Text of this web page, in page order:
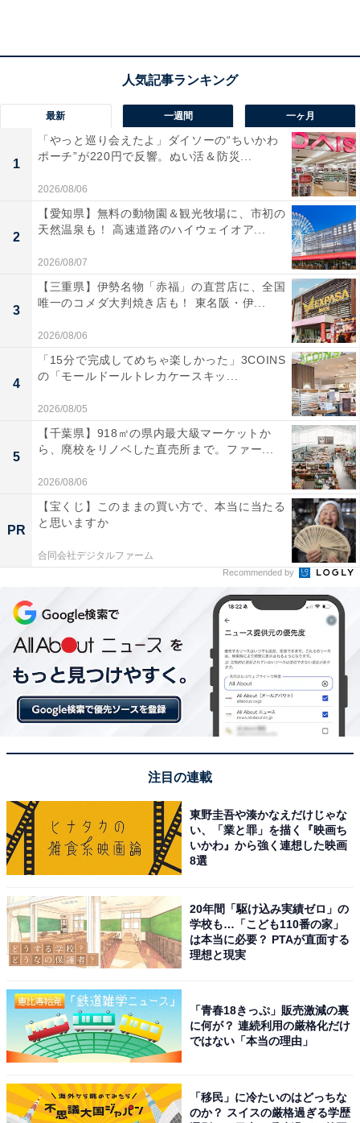
「台原森林公園」は入場無料！ リスや野鳥に出会
える地下鉄駅からすぐの森林公園
仙台市青葉区に位置する面積約60haの自然公園で、「杜
の都 緑の名所100選」にも選ばれています。クロマツの
林や雑木林が市街地に囲まれながらも豊かに残されてお
り、運が良ければ野生のリスや多彩な野鳥にも出会えま
す。
スイレンが咲く大池、中央遊歩道やジョギングコース、
フィールドアスレチック、野外音楽堂などが整備されて
園内各所に著名作家の彫刻が点在しており、散策のアク
セントになっています。地下鉄南北線の旭ヶ丘駅・台原
駅に隣接するためアクセスも抜群。敷地内には自然・科
学について学べる「HOKUSHU仙台市科学館」（有料）
があり、宮城県ゆかりの作家に関する資料などが展示さ
れた仙台文学館（有料）も隣接。公園散策と周辺文化施
設を合わせた1日観光コースにも最適です。
入場料
無料（散策自由）
アクセス
宮城県仙台市青葉区台原森林公園
地下鉄南北線旭ヶ丘駅から徒歩約5分 / 台原駅から徒歩約
最新 一週間 一ヶ月
1
「やっと巡り会えたよ」ダイソーの“ちいかわ
ポーチ”が220円で反響。ぬい活＆防災...
2026/08/06
2
【愛知県】無料の動物園＆観光牧場に、市初の
天然温泉も！ 高速道路のハイウェイオア...
2026/08/07
3
【三重県】伊勢名物「赤福」の直営店に、全国
唯一のコメダ大判焼き店も！ 東名阪・伊...
2026/08/06
4
「15分で完成してめちゃ楽しかった」3COINS
の「モールドールトレカケースキッ...
2026/08/05
5
【千葉県】918㎡の県内最大級マーケットか
ら、廃校をリノベした直売所まで。ファー...
2026/08/06
PR
【宝くじ】このままの買い方で、本当に当たる
と思いますか
合同会社デジタルファーム
Recommended by
注目の連載
東野圭吾や湊かなえだけじゃな
い、「業と罪」を描く『映画ち
いかわ』から強く連想した映画
8選
20年間「駆け込み実績ゼロ」の
学校も…「こども110番の家」
は本当に必要？ PTAが直面する
理想と現実
「青春18きっぷ」販売激減の裏
に何が？ 連続利用の厳格化だけ
ではない「本当の理由」
「移民」に冷たいのはどっちな
のか？ スイスの厳格過ぎる学歴